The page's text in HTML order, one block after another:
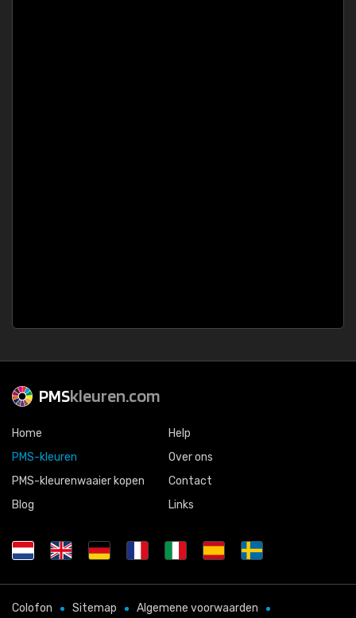
PMSkleuren.com
Home
PMS-kleuren
PMS-kleurenwaaier kopen
Blog
Help
Over ons
Contact
Links
Colofon Sitemap Algemene voorwaarden